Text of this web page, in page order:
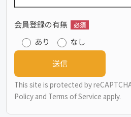
会員登録の有無 必須
あり なし
This site is protected by
Policy and Terms of Service apply.